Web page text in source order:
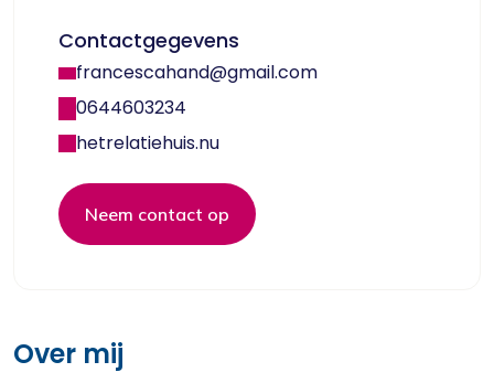
Over mij
Contactgegevens
francescahand@gmail.com
0644603234
hetrelatiehuis.nu
Neem contact op